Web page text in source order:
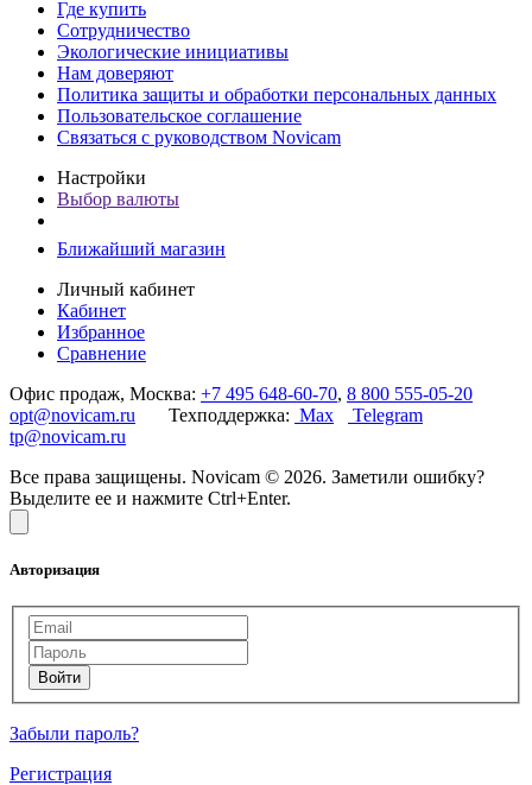
Где купить
Сотрудничество
Экологические инициативы
Нам доверяют
Политика защиты и обработки персональных данных
Пользовательское соглашение
Связаться с руководством Novicam
Настройки
Выбор валюты
Ближайший магазин
Личный кабинет
Кабинет
Избранное
Сравнение
Офис продаж, Москва: +7 495 648-60-70, 8 800 555-05-20
opt@novicam.ru Техподдержка: Max
Telegram
tp@novicam.ru
Все права защищены. Novicam © 2026. Заметили ошибку?
Выделите ее и нажмите Ctrl+Enter.
Авторизация
Забыли пароль?
Регистрация